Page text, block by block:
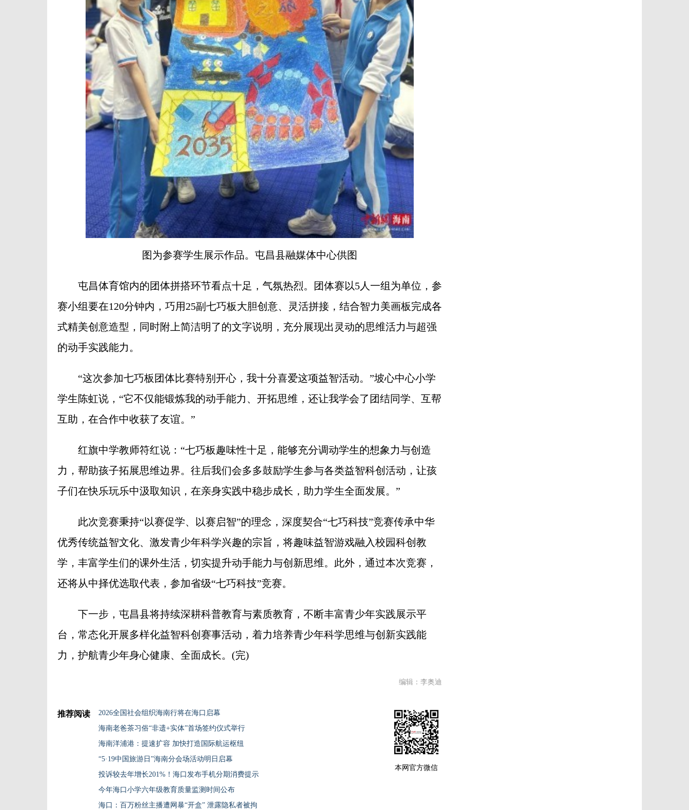
图为参赛学生展示作品。屯昌县融媒体中心供图
屯昌体育馆内的团体拼搭环节看点十足，气氛热烈。团体赛以5人一组为单位，参
赛小组要在120分钟内，巧用25副七巧板大胆创意、灵活拼接，结合智力美画板完成各
式精美创意造型，同时附上简洁明了的文字说明，充分展现出灵动的思维活力与超强
的动手实践能力。
“这次参加七巧板团体比赛特别开心，我十分喜爱这项益智活动。”坡心中心小学
学生陈虹说，“它不仅能锻炼我的动手能力、开拓思维，还让我学会了团结同学、互帮
互助，在合作中收获了友谊。”
红旗中学教师符红说：“七巧板趣味性十足，能够充分调动学生的想象力与创造
力，帮助孩子拓展思维边界。往后我们会多多鼓励学生参与各类益智科创活动，让孩
子们在快乐玩乐中汲取知识，在亲身实践中稳步成长，助力学生全面发展。”
此次竞赛秉持“以赛促学、以赛启智”的理念，深度契合“七巧科技”竞赛传承中华
优秀传统益智文化、激发青少年科学兴趣的宗旨，将趣味益智游戏融入校园科创教
学，丰富学生们的课外生活，切实提升动手能力与创新思维。此外，通过本次竞赛，
还将从中择优选取代表，参加省级“七巧科技”竞赛。
下一步，屯昌县将持续深耕科普教育与素质教育，不断丰富青少年实践展示平
台，常态化开展多样化益智科创赛事活动，着力培养青少年科学思维与创新实践能
力，护航青少年身心健康、全面成长。(完)
编辑：李奥迪
推荐阅读
2026全国社会组织海南行将在海口启幕
海南老爸茶习俗“非遗+实体”首场签约仪式举行
海南洋浦港：提速扩容 加快打造国际航运枢纽
“5·19中国旅游日”海南分会场活动明日启幕
投诉较去年增长201%！海口发布手机分期消费提示
今年海口小学六年级教育质量监测时间公布
海口：百万粉丝主播遭网暴“开盒” 泄露隐私者被拘
本网官方微信